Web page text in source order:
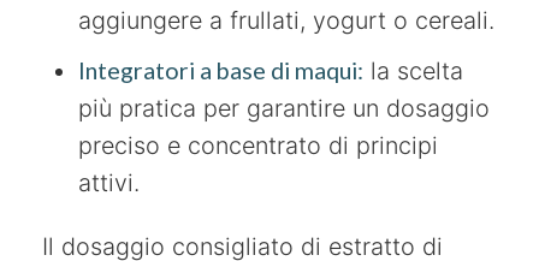
aggiungere a frullati, yogurt o cereali.
Integratori a base di maqui: la scelta
più pratica per garantire un dosaggio
preciso e concentrato di principi
attivi.
Il dosaggio consigliato di estratto di